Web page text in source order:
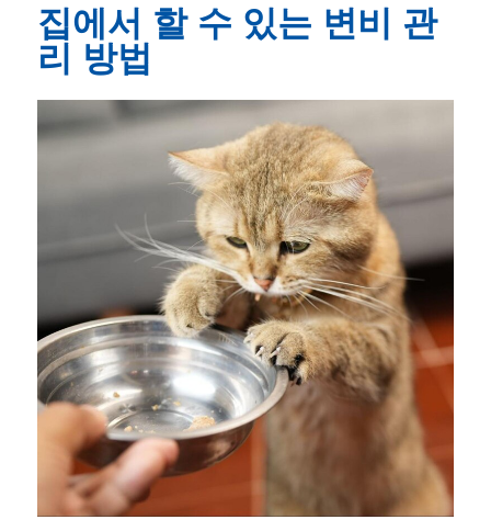
집에서 할 수 있는 변비 관
리 방법